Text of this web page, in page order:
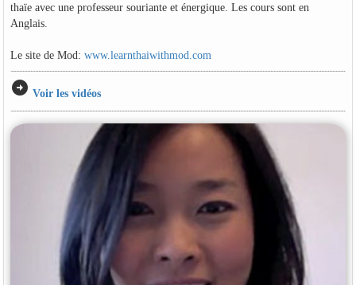
thaïe avec une professeur souriante et énergique. Les cours sont en
Anglais.
Le site de Mod: www.learnthaiwithmod.com
arrow_circle_right Voir les vidéos